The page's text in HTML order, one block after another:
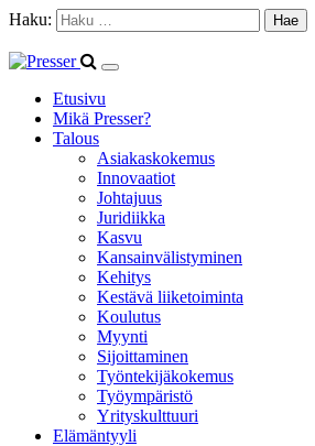
Haku:
Etusivu
Mikä Presser?
Talous
Asiakaskokemus
Innovaatiot
Johtajuus
Juridiikka
Kasvu
Kansainvälistyminen
Kehitys
Kestävä liiketoiminta
Koulutus
Myynti
Sijoittaminen
Työntekijäkokemus
Työympäristö
Yrityskulttuuri
Elämäntyyli